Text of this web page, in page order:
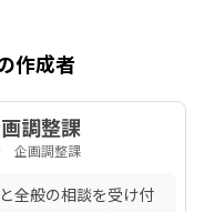
作成者
調整課
企画調整課
全般の相談を受け付